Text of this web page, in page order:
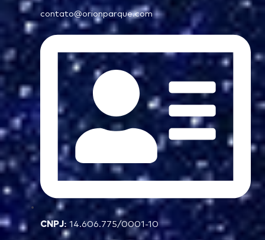
contato@orionparque.com
CNPJ: 14.606.775/0001-10